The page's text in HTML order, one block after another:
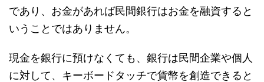
であり、お金があれば民間銀行はお金を融資すると
いうことではありません。
現金を銀行に預けなくても、銀行は民間企業や個人
に対して、キーボードタッチで貨幣を創造できると